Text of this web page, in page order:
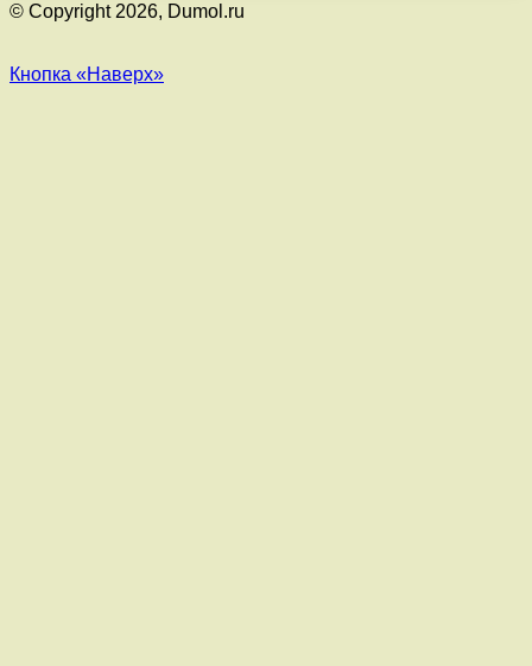
© Copyright 2026, Dumol.ru
Кнопка «Наверх»